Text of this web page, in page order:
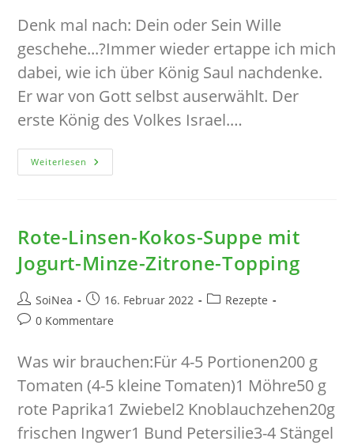
Denk mal nach: Dein oder Sein Wille
geschehe...?Immer wieder ertappe ich mich
dabei, wie ich über König Saul nachdenke.
Er war von Gott selbst auserwählt. Der
erste König des Volkes Israel.…
Weiterlesen Die
Versuchung
Rote-Linsen-Kokos-Suppe mit
Jogurt-Minze-Zitrone-Topping
Beitrags-
Autor:
SoiNea
Beitrag
veröffentlicht:
16. Februar 2022
Beitrags-
Rezepte
Beitrags-
0 Kommentare
Was wir brauchen:Für 4-5 Portionen200 g
Tomaten (4-5 kleine Tomaten)1 Möhre50 g
rote Paprika1 Zwiebel2 Knoblauchzehen20g
frischen Ingwer1 Bund Petersilie3-4 Stängel